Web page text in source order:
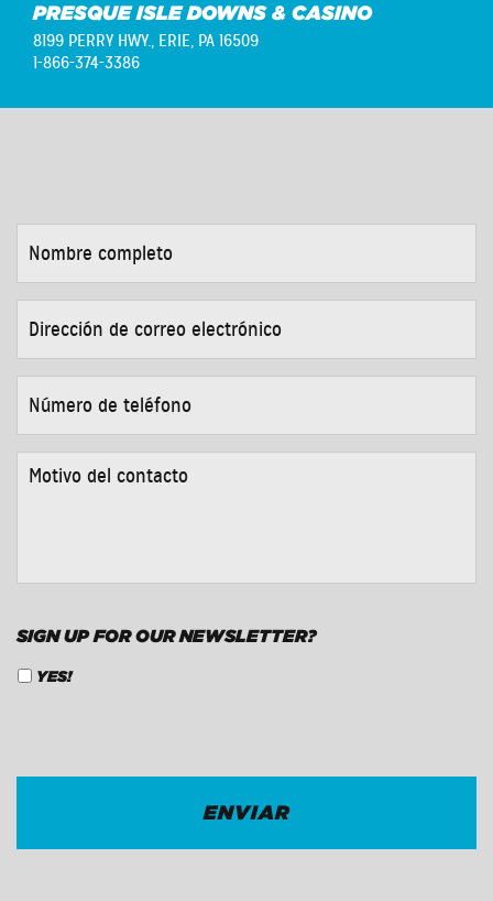
PRESQUE ISLE DOWNS & CASINO
8199 PERRY HWY., ERIE, PA 16509
1-866-374-3386
COMPLETO *
DE
CORREO
ELECTRÓNICO *
DE
TELÉFONO *
DEL
SIGN UP FOR OUR NEWSLETTER?
YES!